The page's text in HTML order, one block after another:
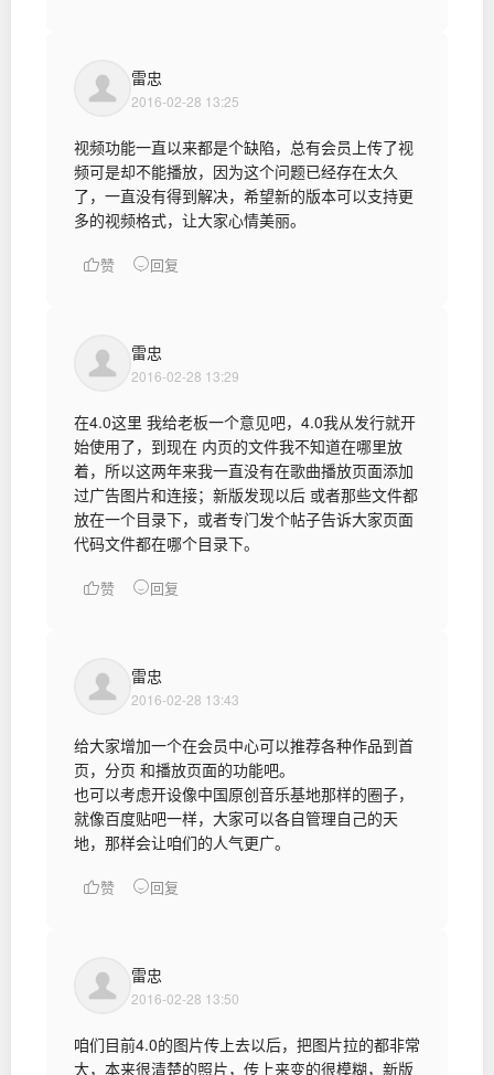
雷忠
2016-02-28 13:25
视频功能一直以来都是个缺陷，总有会员上传了视
频可是却不能播放，因为这个问题已经存在太久
了，一直没有得到解决，希望新的版本可以支持更
多的视频格式，让大家心情美丽。
赞 回复
雷忠
2016-02-28 13:29
在4.0这里 我给老板一个意见吧，4.0我从发行就开
始使用了，到现在 内页的文件我不知道在哪里放
着，所以这两年来我一直没有在歌曲播放页面添加
过广告图片和连接；新版发现以后 或者那些文件都
放在一个目录下，或者专门发个帖子告诉大家页面
代码文件都在哪个目录下。
赞 回复
雷忠
2016-02-28 13:43
给大家增加一个在会员中心可以推荐各种作品到首
页，分页 和播放页面的功能吧。
也可以考虑开设像中国原创音乐基地那样的圈子，
就像百度贴吧一样，大家可以各自管理自己的天
地，那样会让咱们的人气更广。
赞 回复
雷忠
2016-02-28 13:50
咱们目前4.0的图片传上去以后，把图片拉的都非常
大，本来很清楚的照片，传上来变的很模糊，新版